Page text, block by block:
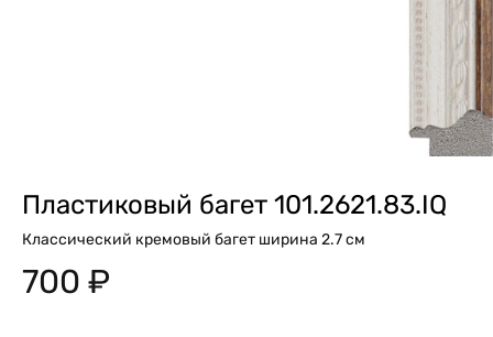
Пластиковый багет 101.2621.83.IQ
Классический кремовый багет ширина 2.7 см
700 ₽